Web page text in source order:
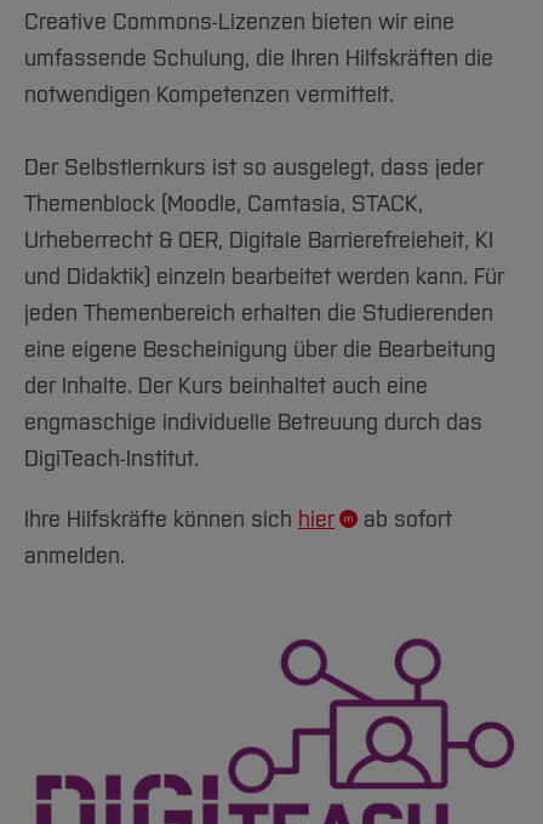
Creative Commons-Lizenzen bieten wir eine
umfassende Schulung, die Ihren Hilfskräften die
notwendigen Kompetenzen vermittelt.
Der Selbstlernkurs ist so ausgelegt, dass jeder
Themenblock (Moodle, Camtasia, STACK,
Urheberrecht & OER, Digitale Barrierefreieheit, KI
und Didaktik) einzeln bearbeitet werden kann. Für
jeden Themenbereich erhalten die Studierenden
eine eigene Bescheinigung über die Bearbeitung
der Inhalte. Der Kurs beinhaltet auch eine
engmaschige individuelle Betreuung durch das
DigiTeach-Institut.
Ihre Hilfskräfte können sich hier
ab sofort
anmelden.